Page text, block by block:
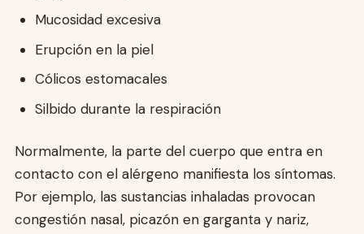
Mucosidad excesiva
Erupción en la piel
Cólicos estomacales
Silbido durante la respiración
Normalmente, la parte del cuerpo que entra en
contacto con el alérgeno manifiesta los síntomas.
Por ejemplo, las sustancias inhaladas provocan
congestión nasal, picazón en garganta y nariz,